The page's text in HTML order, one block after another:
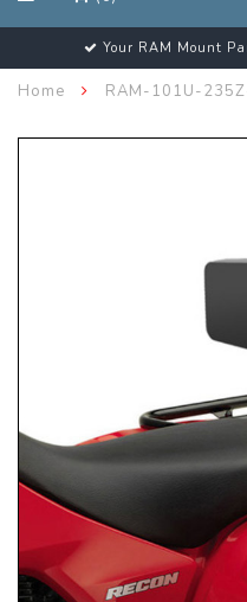
Your RAM Mount
Home RAM-101U-